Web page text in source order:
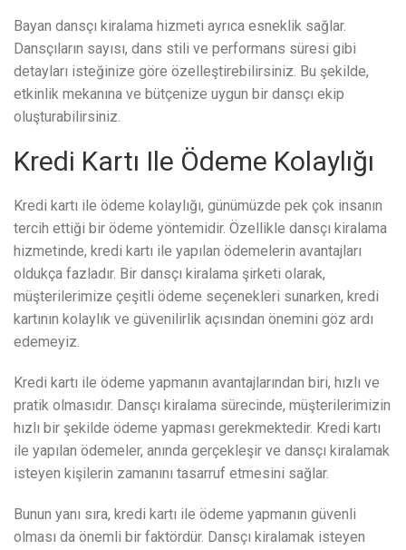
Bayan dansçı kiralama hizmeti ayrıca esneklik sağlar.
Dansçıların sayısı, dans stili ve performans süresi gibi
detayları isteğinize göre özelleştirebilirsiniz. Bu şekilde,
etkinlik mekanına ve bütçenize uygun bir dansçı ekip
oluşturabilirsiniz.
Kredi Kartı Ile Ödeme Kolaylığı
Kredi kartı ile ödeme kolaylığı, günümüzde pek çok insanın
tercih ettiği bir ödeme yöntemidir. Özellikle dansçı kiralama
hizmetinde, kredi kartı ile yapılan ödemelerin avantajları
oldukça fazladır. Bir dansçı kiralama şirketi olarak,
müşterilerimize çeşitli ödeme seçenekleri sunarken, kredi
kartının kolaylık ve güvenilirlik açısından önemini göz ardı
edemeyiz.
Kredi kartı ile ödeme yapmanın avantajlarından biri, hızlı ve
pratik olmasıdır. Dansçı kiralama sürecinde, müşterilerimizin
hızlı bir şekilde ödeme yapması gerekmektedir. Kredi kartı
ile yapılan ödemeler, anında gerçekleşir ve dansçı kiralamak
isteyen kişilerin zamanını tasarruf etmesini sağlar.
Bunun yanı sıra, kredi kartı ile ödeme yapmanın güvenli
olması da önemli bir faktördür. Dansçı kiralamak isteyen